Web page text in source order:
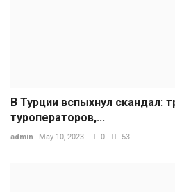
В Турции вспыхнул скандал:
туроператоров,...
admin May 10, 2023 0 53